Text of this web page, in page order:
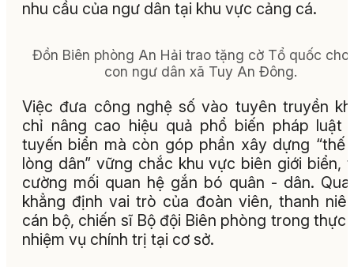
nhu cầu của ngư dân tại khu vực cảng cá.
Đồn Biên phòng An Hải trao tặng cờ Tổ quốc cho
con ngư dân xã Tuy An Đông.
Việc đưa công nghệ số vào tuyên truyền
chỉ nâng cao hiệu quả phổ biến pháp luật
tuyến biển mà còn góp phần xây dựng “thế
lòng dân” vững chắc khu vực biên giới biển,
cường mối quan hệ gắn bó quân - dân.
khẳng định vai trò của đoàn viên, thanh
cán bộ, chiến sĩ Bộ đội Biên phòng trong thực
nhiệm vụ chính trị tại cơ sở.